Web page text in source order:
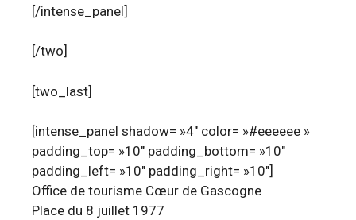
[/intense_panel]
[/two]
[two_last]
[intense_panel shadow= »4″ color= »#eeeeee »
padding_top= »10″ padding_bottom= »10″
padding_left= »10″ padding_right= »10″]
Office de tourisme Cœur de Gascogne
Place du 8 juillet 1977